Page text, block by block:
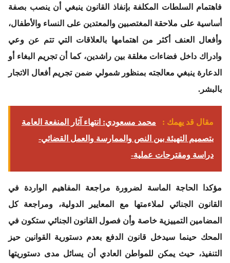
فاهتمام السلطات المكلفة بإنفاذ القانون ينبغي أن ينصب بصفة
أساسية على ملاحقة المغتصبين والمعتدين على النساء والأطفال،
وأفعال العنف أكثر من اهتمامها بالعلاقات التي تتم عن وعي
وادراك داخل فضاءات مغلقة بين راشدين، كما أن تجريم البغاء أو
الدعارة ينبغي معالجته بمنظور شمولي ضمن تجريم أفعال الاتجار
بالبشر.
مقال قد يهمك :
محمد مسعودي: انتهاء آثار المنفعة العامة
بتصميم التهيئة بين النص والممارسة والعمل القضائي-
دراسة ومقترحات عملية-
مؤكدا الحاجة الماسة لضرورة مراجعة المفاهيم الواردة في
القانون الجنائي لملاءمتها مع المعايير الدولية، ومراجعة كل
المضامين التمييزية خاصة وأن فصول القانون الجنائي ستكون في
المحك حينما سيدخل قانون الدفع بعدم دستورية القوانين حيز
التنفيذ، حيث يمكن للمواطن العادي أن يسائل مدى دستوريتها